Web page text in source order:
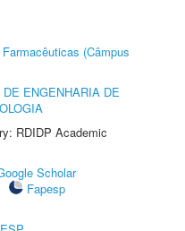
(Câmpus
ENGENHARIA DE
RDIDP Academic
Scholar
Fapesp